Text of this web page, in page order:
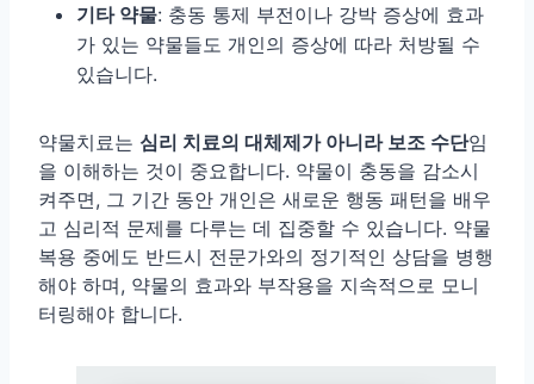
기타 약물: 충동 통제 부전이나 강박 증상에 효과
가 있는 약물들도 개인의 증상에 따라 처방될 수
있습니다.
약물치료는 심리 치료의 대체제가 아니라 보조 수단임
을 이해하는 것이 중요합니다. 약물이 충동을 감소시
켜주면, 그 기간 동안 개인은 새로운 행동 패턴을 배우
고 심리적 문제를 다루는 데 집중할 수 있습니다. 약물
복용 중에도 반드시 전문가와의 정기적인 상담을 병행
해야 하며, 약물의 효과와 부작용을 지속적으로 모니
터링해야 합니다.